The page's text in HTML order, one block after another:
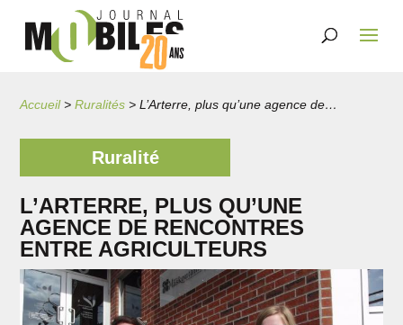
Accueil>Ruralités > L’Arterre, plus qu’une agence de rencontres entre agriculteurs
Ruralité
L’ARTERRE, PLUS QU’UNE
AGENCE DE RENCONTRES
ENTRE AGRICULTEURS